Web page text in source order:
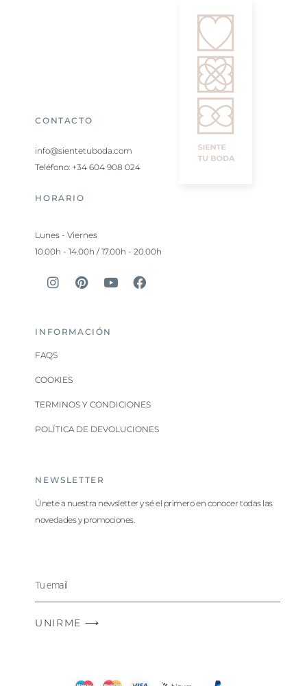
CONTACTO
info@sientetuboda.com
Teléfono: +34 604 908 024
HORARIO
Lunes - Viernes
10.00h - 14.00h / 17.00h - 20.00h
INFORMACIÓN
FAQS
COOKIES
TERMINOS Y CONDICIONES
POLÍTICA DE DEVOLUCIONES
NEWSLETTER
Únete a nuestra newsletter y sé el primero en conocer todas las
novedades y promociones.
UNIRME ⟶